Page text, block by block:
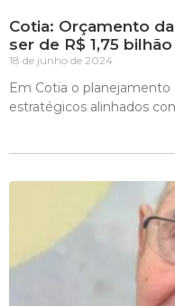
Cotia: Orçamento
ser de R$ 1,75 bilhão
18 de junho de 2024
Em Cotia o
estratégicos alinhados